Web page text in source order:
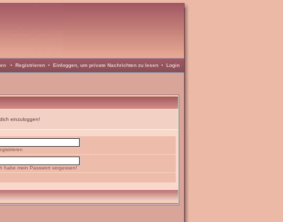
• Registrieren • Einloggen, um private Nachrichten zu lesen • Login
einzuloggen!
habe mein Passwort vergessen!